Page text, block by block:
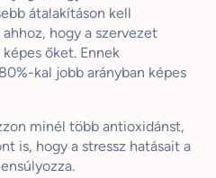
átalakításon kell
hogy a szervezet
őket. Ennek
kal jobb arányban képes
minél több antioxidánst,
is, hogy a stressz hatásait a
.